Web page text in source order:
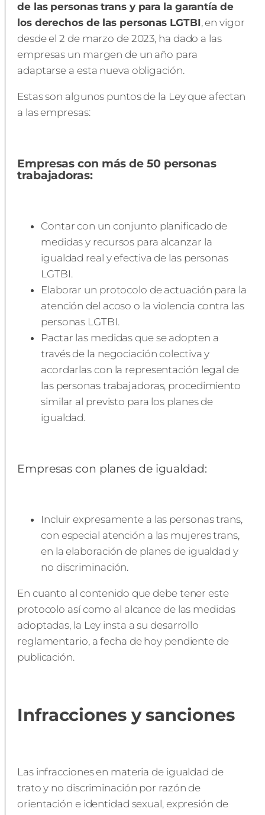
de las personas trans y para la garantía de
los derechos de las personas LGTBI, en vigor
desde el 2 de marzo de 2023, ha dado a las
empresas un margen de un año para
adaptarse a esta nueva obligación.
Estas son algunos puntos de la Ley que afectan
a las empresas:
Empresas con más de 50 personas
trabajadoras:
Contar con un conjunto planificado de
medidas y recursos para alcanzar la
igualdad real y efectiva de las personas
LGTBI.
Elaborar un protocolo de actuación para la
atención del acoso o la violencia contra las
personas LGTBI.
Pactar las medidas que se adopten a
través de la negociación colectiva y
acordarlas con la representación legal de
las personas trabajadoras, procedimiento
similar al previsto para los planes de
igualdad.
Empresas con planes de igualdad:
Incluir expresamente a las personas trans,
con especial atención a las mujeres trans,
en la elaboración de planes de igualdad y
no discriminación.
En cuanto al contenido que debe tener este
protocolo así como al alcance de las medidas
adoptadas, la Ley insta a su desarrollo
reglamentario, a fecha de hoy pendiente de
publicación.
Infracciones y sanciones
Las infracciones en materia de igualdad de
trato y no discriminación por razón de
orientación e identidad sexual, expresión de